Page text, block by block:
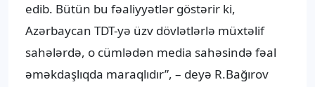
edib. Bütün bu fəaliyyətlər göstərir ki,
Azərbaycan TDT-yə üzv dövlətlərlə müxtəlif
sahələrdə, o cümlədən media sahəsində fəal
əməkdaşlıqda maraqlıdır”, – deyə R.Bağırov